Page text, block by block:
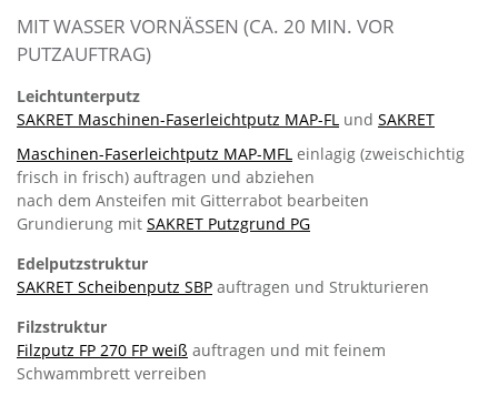
MIT WASSER VORNÄSSEN (CA. 20 MIN. VOR
PUTZAUFTRAG)
Leichtunterputz
SAKRET Maschinen-Faserleichtputz MAP-FL und SAKRET
Maschinen-Faserleichtputz MAP-MFL einlagig (zweischichtig
frisch in frisch) auftragen und abziehen
nach dem Ansteifen mit Gitterrabot bearbeiten
Grundierung mit SAKRET Putzgrund PG
Edelputzstruktur
SAKRET Scheibenputz SBP auftragen und Strukturieren
Filzstruktur
Filzputz FP 270 FP weiß auftragen und mit feinem
Schwammbrett verreiben